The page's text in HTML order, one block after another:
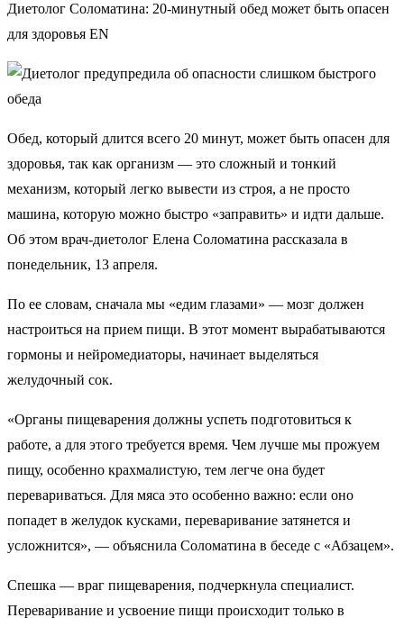
Диетолог Соломатина: 20-минутный обед может быть опасен
для здоровья EN
Обед, который длится всего 20 минут, может быть опасен для
здоровья, так как организм — это сложный и тонкий
механизм, который легко вывести из строя, а не просто
машина, которую можно быстро «заправить» и идти дальше.
Об этом врач-диетолог Елена Соломатина рассказала в
понедельник, 13 апреля.
По ее словам, сначала мы «едим глазами» — мозг должен
настроиться на прием пищи. В этот момент вырабатываются
гормоны и нейромедиаторы, начинает выделяться
желудочный сок.
«Органы пищеварения должны успеть подготовиться к
работе, а для этого требуется время. Чем лучше мы прожуем
пищу, особенно крахмалистую, тем легче она будет
перевариваться. Для мяса это особенно важно: если оно
попадет в желудок кусками, переваривание затянется и
усложнится», — объяснила Соломатина в беседе с «Абзацем».
Спешка — враг пищеварения, подчеркнула специалист.
Переваривание и усвоение пищи происходит только в